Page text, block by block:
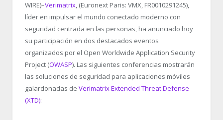
WIRE)–Verimatrix, (Euronext Paris: VMX, FR0010291245),
líder en impulsar el mundo conectado moderno con
seguridad centrada en las personas, ha anunciado hoy
su participación en dos destacados eventos
organizados por el Open Worldwide Application Security
Project (OWASP). Las siguientes conferencias mostrarán
las soluciones de seguridad para aplicaciones móviles
galardonadas de Verimatrix Extended Threat Defense
(XTD):